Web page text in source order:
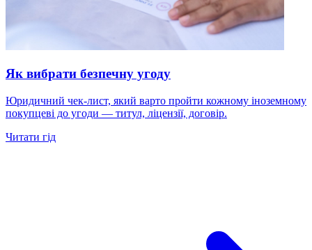
Як вибрати безпечну угоду
Юридичний чек-лист, який варто пройти кожному іноземному
покупцеві до угоди — титул, ліцензії, договір.
Читати гід